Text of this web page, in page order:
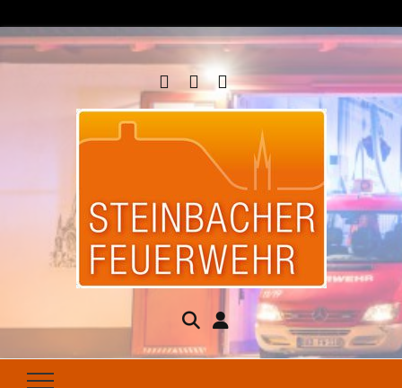
Steinbacher
Feuerwehr
Seit 1877 für Ihren Brandschutz da